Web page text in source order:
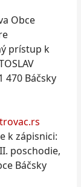
Obce
prístup k
470 Báčsky
k zápisnici:
poschodie,
Báčsky